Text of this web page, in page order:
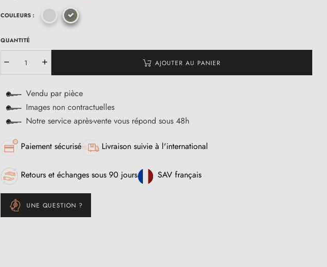
COULEURS :
QUANTITÉ
AJOUTER AU PANIER
Vendu par pièce
Images non contractuelles
Notre service après-vente vous répond sous 48h
Paiement sécurisé Livraison suivie à l'international
Retours et échanges sous 90 jours SAV français
UNE QUESTION ?